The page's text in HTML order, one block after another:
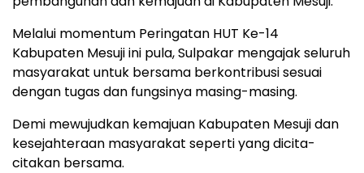
Melalui momentum Peringatan HUT Ke-14
Kabupaten Mesuji ini pula, Sulpakar mengajak seluruh
masyarakat untuk bersama berkontribusi sesuai
dengan tugas dan fungsinya masing-masing.
Demi mewujudkan kemajuan Kabupaten Mesuji dan
kesejahteraan masyarakat seperti yang dicita-
citakan bersama.